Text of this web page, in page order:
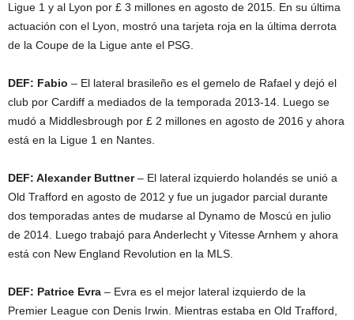
Ligue 1 y al Lyon por £ 3 millones en agosto de 2015. En su última
actuación con el Lyon, mostró una tarjeta roja en la última derrota
de la Coupe de la Ligue ante el PSG.
DEF: Fabio – El lateral brasileño es el gemelo de Rafael y dejó el
club por Cardiff a mediados de la temporada 2013-14. Luego se
mudó a Middlesbrough por £ 2 millones en agosto de 2016 y ahora
está en la Ligue 1 en Nantes.
DEF: Alexander Buttner– El lateral izquierdo holandés se unió a
Old Trafford en agosto de 2012 y fue un jugador parcial durante
dos temporadas antes de mudarse al Dynamo de Moscú en julio
de 2014. Luego trabajó para Anderlecht y Vitesse Arnhem y ahora
está con New England Revolution en la MLS.
DEF: Patrice Evra – Evra es el mejor lateral izquierdo de la
Premier League con Denis Irwin. Mientras estaba en Old Trafford,